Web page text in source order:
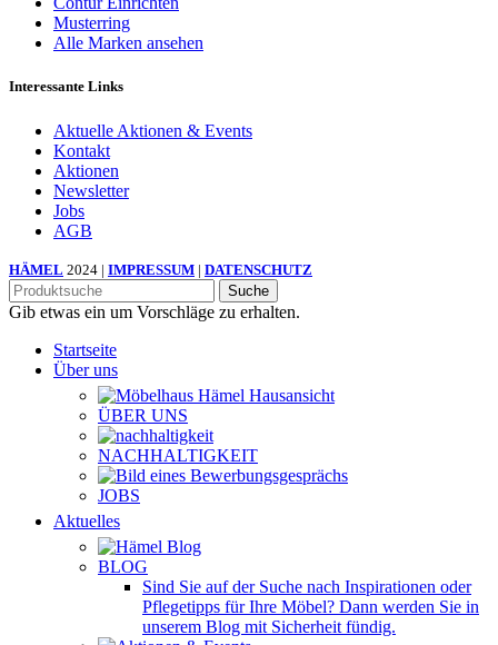
Musterring
Alle Marken ansehen
Interessante Links
Aktuelle Aktionen & Events
Kontakt
Aktionen
Newsletter
Jobs
AGB
HÄMEL 2024 | IMPRESSUM | DATENSCHUTZ
Suche
Gib etwas ein um Vorschläge zu erhalten.
Startseite
Über uns
ÜBER UNS
NACHHALTIGKEIT
JOBS
Aktuelles
BLOG
Sind Sie auf der Suche nach Inspirationen oder
Pflegetipps für Ihre Möbel? Dann werden Sie in
unserem Blog mit Sicherheit fündig.